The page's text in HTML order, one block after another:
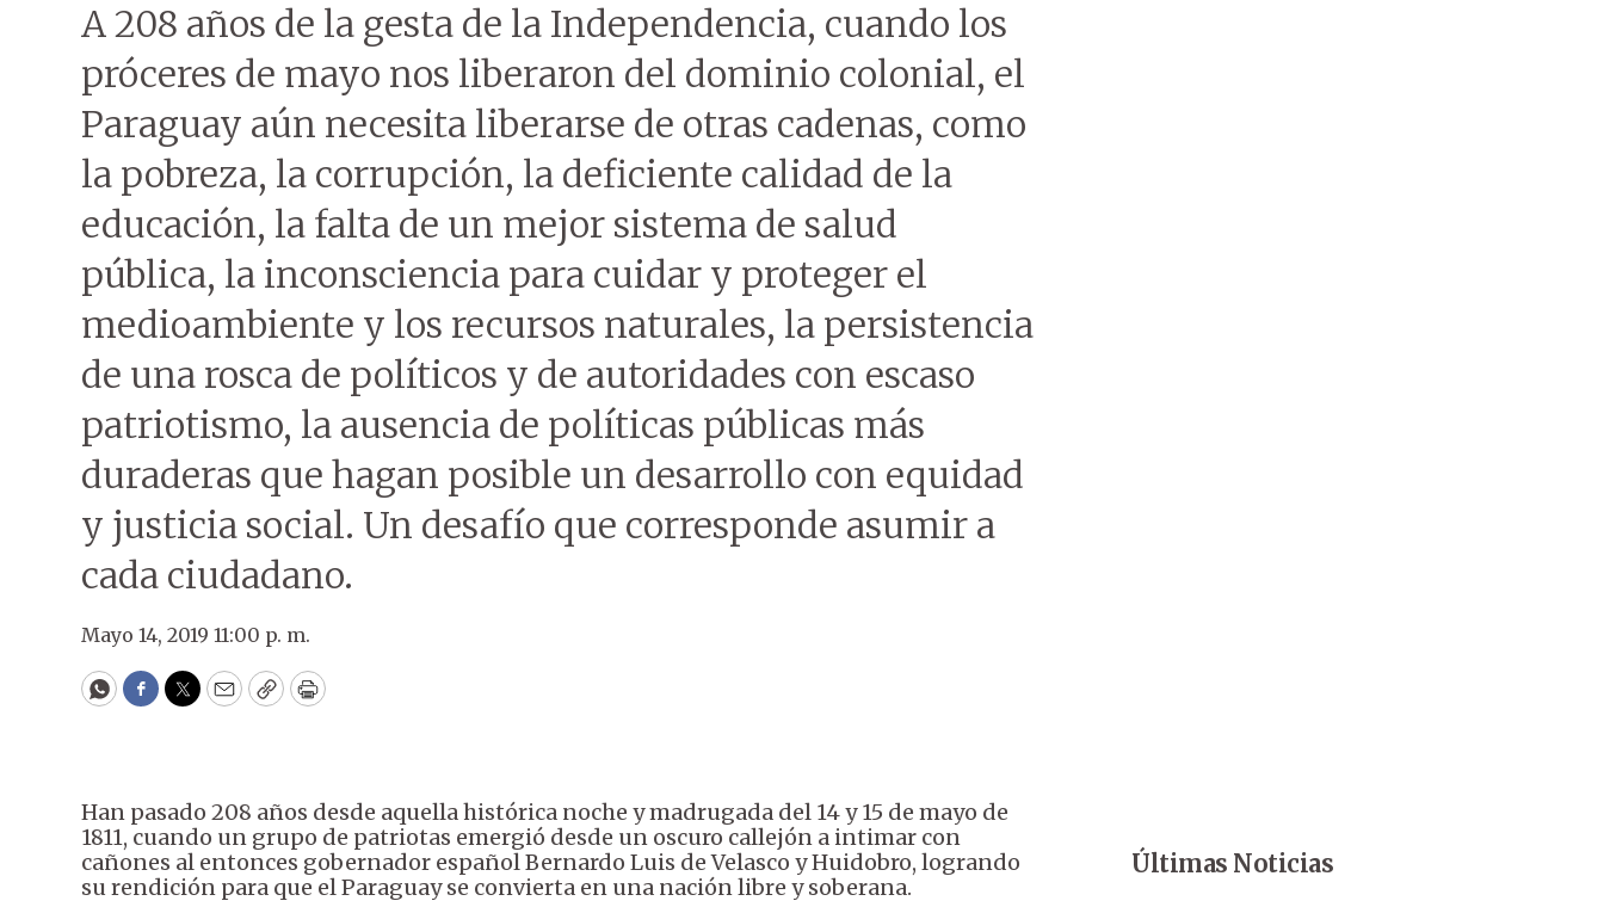
A 208 años de la gesta de la Independencia, cuando los
próceres de mayo nos liberaron del dominio colonial, el
Paraguay aún necesita liberarse de otras cadenas, como
la pobreza, la corrupción, la deficiente calidad de la
educación, la falta de un mejor sistema de salud
pública, la inconsciencia para cuidar y proteger el
medioambiente y los recursos naturales, la persistencia
de una rosca de políticos y de autoridades con escaso
patriotismo, la ausencia de políticas públicas más
duraderas que hagan posible un desarrollo con equidad
y justicia social. Un desafío que corresponde asumir a
cada ciudadano.
Mayo 14, 2019 11:00 p. m.
WhatsApp
Facebook
Twitter
EmailCopyPrint
Han pasado 208 años desde aquella histórica noche y madrugada del 14 y 15 de mayo de
1811, cuando un grupo de patriotas emergió desde un oscuro callejón a intimar con
cañones al entonces gobernador español Bernardo Luis de Velasco y Huidobro, logrando
su rendición para que el Paraguay se convierta en una nación libre y soberana.
Últimas Noticias